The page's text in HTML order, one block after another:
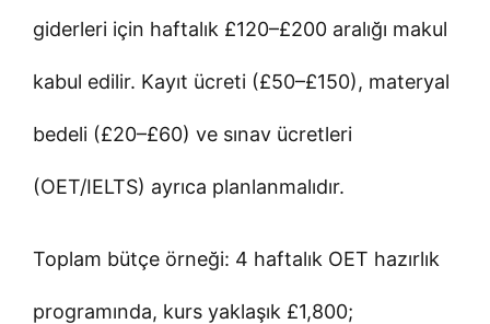
giderleri için haftalık £120–£200 aralığı makul
kabul edilir. Kayıt ücreti (£50–£150), materyal
bedeli (£20–£60) ve sınav ücretleri
(OET/IELTS) ayrıca planlanmalıdır.
Toplam bütçe örneği: 4 haftalık OET hazırlık
programında, kurs yaklaşık £1,800;